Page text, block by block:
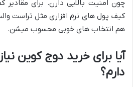
چون امنیت بالایی دارن. برای مقادیر
کیف پول های نرم افزاری مثل تراست
هم انتخاب های خوبی محسوب میشن.
آیا برای خرید دوج کوین
دارم؟